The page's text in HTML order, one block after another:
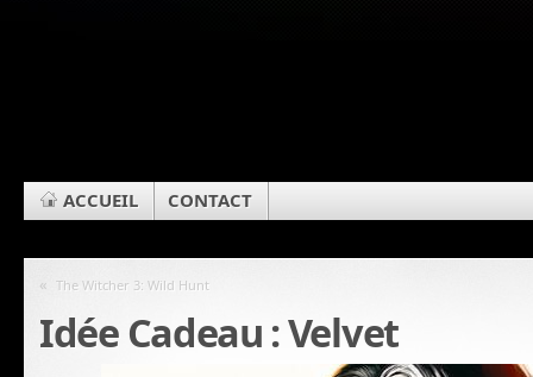
ACCUEIL CONTACT
« The Witcher 3: Wild Hunt
Idée Cadeau : Velvet